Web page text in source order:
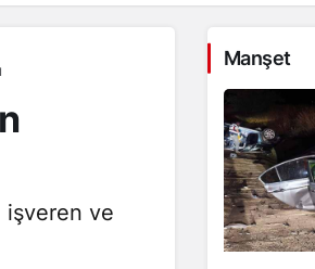
işveren ve
Manşet